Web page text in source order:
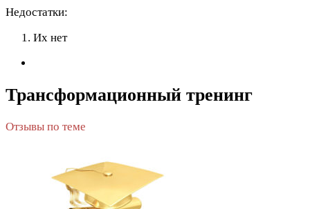
Недостатки:
Их нет
Трансформационный тренинг
Отзывы по теме